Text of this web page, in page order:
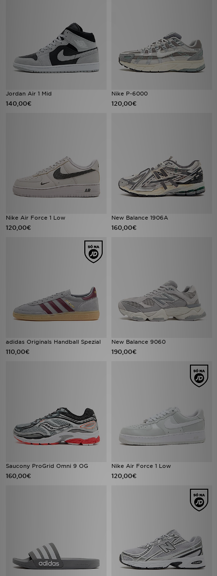
Jordan Air 1 Mid
140,00€
Nike P-6000
120,00€
Nike Air Force 1 Low
120,00€
New Balance 1906A
160,00€
adidas Originals Handball Spezial
110,00€
New Balance 9060
190,00€
Saucony ProGrid Omni 9 OG
160,00€
Nike Air Force 1 Low
120,00€
TRABALHA CONNOSCO
FAQs